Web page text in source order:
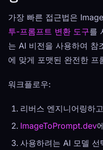
가장 빠른 접근법은
투-프롬프트 변환 도구를
는 AI 비전을 사용하여 참
에 맞게 포맷된 완전한 프
워크플로우:
리버스 엔지니어링하
ImageToPrompt.dev
사용하려는 AI 모델